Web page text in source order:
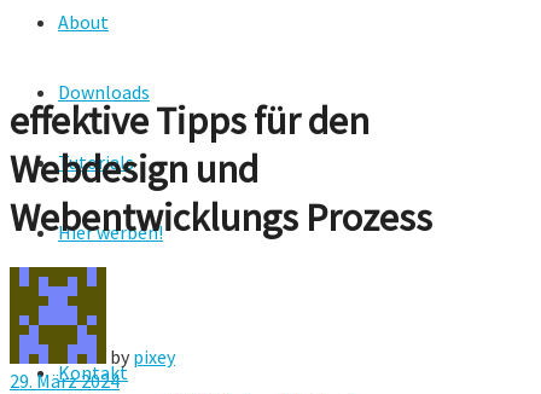
About
Downloads
Tutorials
Hier werben!
FAQ
Kontakt
effektive Tipps für den
Webdesign und
Webentwicklungs Prozess
by pixey
29. März 2024